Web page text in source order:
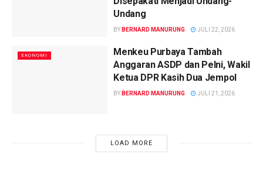
Undang
BY BERNARD MANURUNG JULI 22, 2026
EKONOMI
Menkeu Purbaya Tambah
Anggaran ASDP dan Pelni, Wakil
Ketua DPR Kasih Dua Jempol
BY BERNARD MANURUNG JULI 21, 2026
LOAD MORE